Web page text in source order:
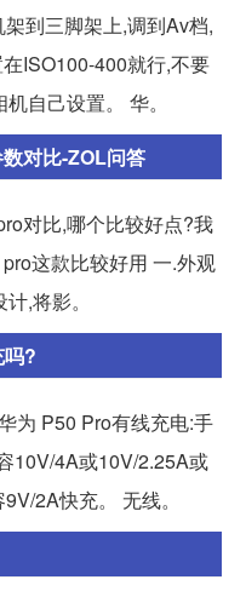
到三脚架上,调到Av档,
ISO100-400就行,不要
自己设置。 华。
对比-ZOL问答
对比,哪个比较好点?我
这款比较好用 一.外观
,将影。
?
为 P50 Pro有线充电:手
10V/4A或10V/2.25A或
2A快充。 无线。